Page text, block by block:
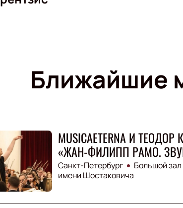
Ближайшие
MUSICAETERNA И ТЕОДОР
«ЖАН-ФИЛИПП РАМО.
Санкт-Петербург
Большой
имени Шостаковича